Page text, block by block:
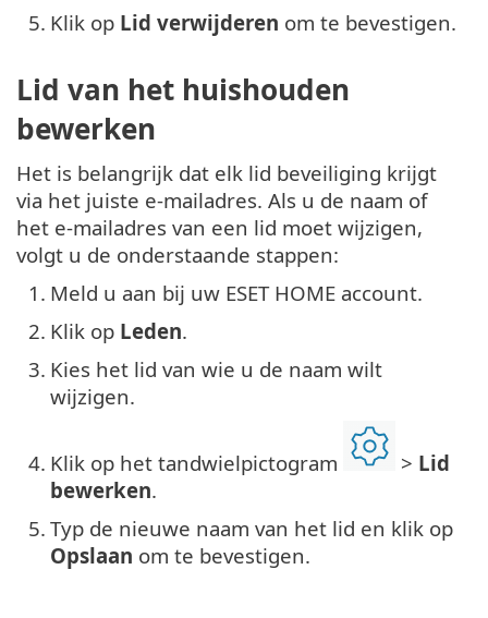
5. Klik op Lid verwijderen om te bevestigen.
Lid van het huishouden
bewerken
Het is belangrijk dat elk lid beveiliging krijgt
via het juiste e-mailadres. Als u de naam of
het e-mailadres van een lid moet wijzigen,
volgt u de onderstaande stappen:
1. Meld u aan bij uw ESET HOME account.
2. Klik op Leden.
3. Kies het lid van wie u de naam wilt
wijzigen.
4. Klik op het tandwielpictogram > Lid
bewerken.
5. Typ de nieuwe naam van het lid en klik op
Opslaan om te bevestigen.